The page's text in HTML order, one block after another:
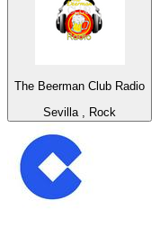
The Beerman Club Radio
Sevilla , Rock